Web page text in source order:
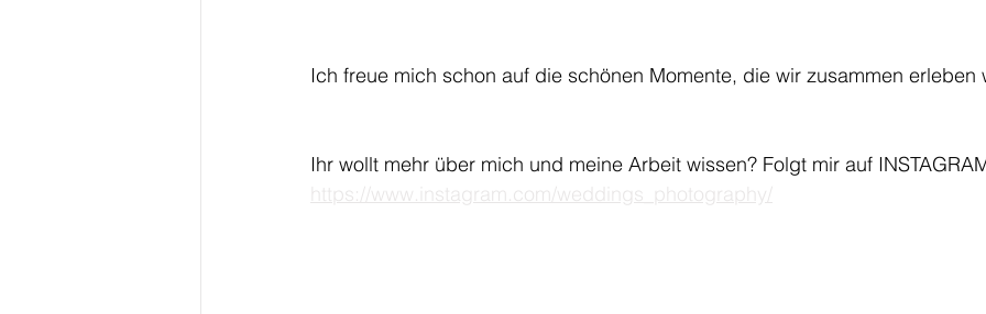
Ich freue mich schon auf die schönen Momente, die wir zusammen erleben
Ihr wollt mehr über mich und meine Arbeit wissen? Folgt mir auf
https://www.instagram.com/weddings_photography/